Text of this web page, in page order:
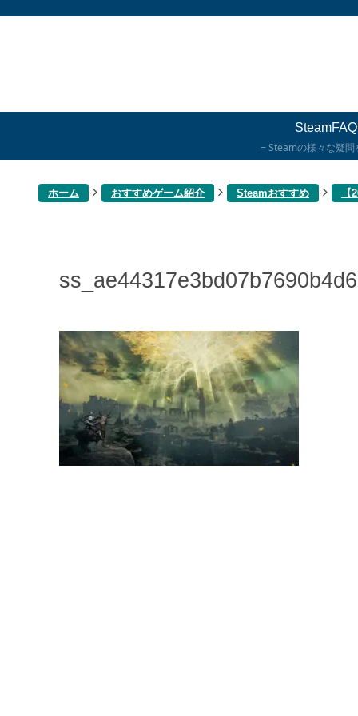
SteamFAQ
Steamの様々な疑問
ホーム おすすめゲーム紹介 Steamおすすめ